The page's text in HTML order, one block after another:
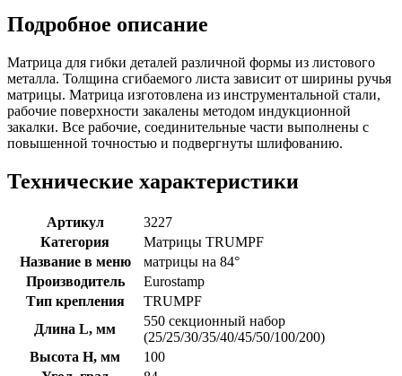
Подробное описание
Матрица для гибки деталей различной формы из листового
металла. Толщина сгибаемого листа зависит от ширины ручья
матрицы. Матрица изготовлена из инструментальной стали,
рабочие поверхности закалены методом индукционной
закалки. Все рабочие, соединительные части выполнены с
повышенной точностью и подвергнуты шлифованию.
Технические характеристики
Артикул
3227
Категория
Матрицы TRUMPF
Название в меню
матрицы на 84°
Производитель
Eurostamp
Тип крепления
TRUMPF
Длина L, мм
550 секционный набор
(25/25/30/35/40/45/50/100/200)
Высота H, мм
100